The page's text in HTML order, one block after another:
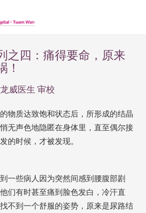
之四：痛得要命，原来
！
威医生 审校
物质达致饱和状态后，所形成的结晶
无声色地隐匿在身体里，直至偶尔接
的时候，才被发现。
一些病人因为突然间感到腰腹部剧
们有时甚至痛到脸色发白，冷汗直
不到一个舒服的姿势，原来是尿路结